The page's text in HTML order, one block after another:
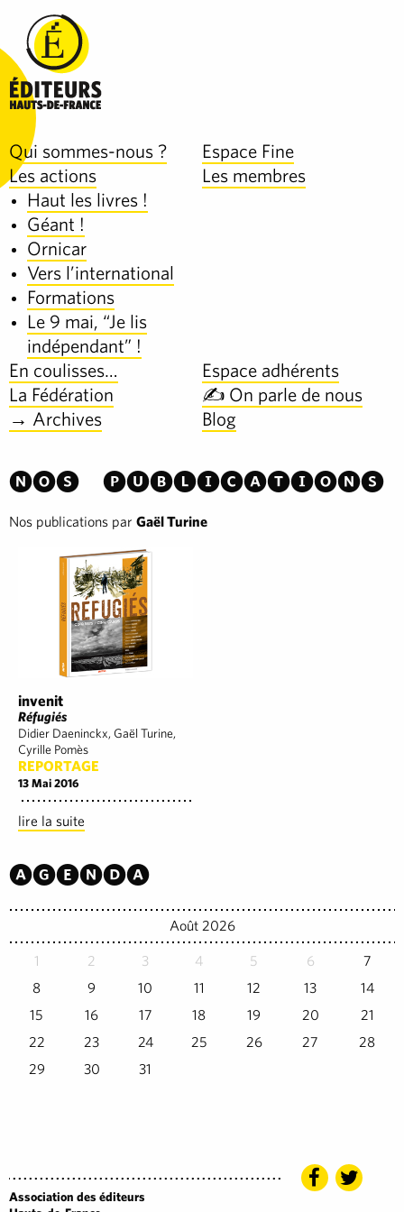
Qui sommes-nous ?
Espace Fine
Les actions
Haut les livres !
Géant !
Ornicar
Vers l’international
Formations
Le 9 mai, “Je lis
indépendant” !
Les membres
En coulisses…
Espace adhérents
La Fédération
✍️ On parle de nous
→ Archives
Blog
Nos publications
Nos publications par Gaël Turine
invenit
Réfugiés
Didier Daeninckx, Gaël Turine,
Cyrille Pomès
REPORTAGE
13 Mai 2016
lire la suite
Agenda
Août 2026
1 2 3 4 5 6
7
8
9 10 11 12 13
14
15
16 17 18 19 20
21
22
23 24 25 26 27
28
29
30 31
Association des éditeurs